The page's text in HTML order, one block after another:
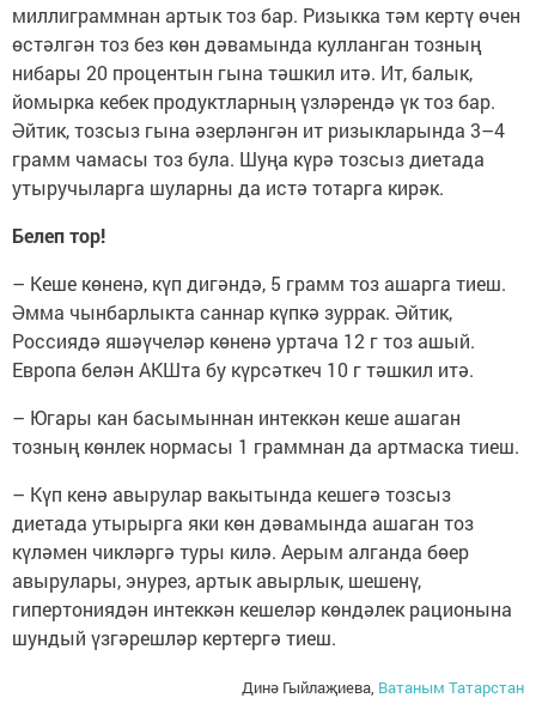
миллиграммнан артык тоз бар. Ризыкка тәм кертү өчен
өстәлгән тоз без көн дәвамында кулланган тозның
нибары 20 процентын гына тәшкил итә. Ит, балык,
йомырка кебек продуктларның үзләрендә үк тоз бар.
Әйтик, тозсыз гына әзерләнгән ит ризыкларында 3–4
грамм чамасы тоз була. Шуңа күрә тозсыз диетада
утыручыларга шуларны да истә тотарга кирәк.
Белеп тор!
– Кеше көненә, күп дигәндә, 5 грамм тоз ашарга тиеш.
Әмма чынбарлыкта саннар күпкә зуррак. Әйтик,
Россиядә яшәүчеләр көненә уртача 12 г тоз ашый.
Европа белән АКШта бу күрсәткеч 10 г тәшкил итә.
– Югары кан басымыннан интеккән кеше ашаган
тозның көнлек нормасы 1 граммнан да артмаска тиеш.
– Күп кенә авырулар вакытында кешегә тозсыз
диетада утырырга яки көн дәвамында ашаган тоз
күләмен чикләргә туры килә. Аерым алганда бөер
авырулары, энурез, артык авырлык, шешенү,
гипертониядән интеккән кешеләр көндәлек рационына
шундый үзгәрешләр кертергә тиеш.
Динә Гыйлаҗиева, Ватаным Татарстан